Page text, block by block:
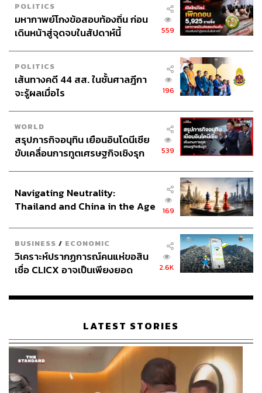
POLITICS
มหากาพย์โกงข้อสอบท้องถิ่น ก่อน
เดินหน้าสู่จุดจบในสัปดาห์นี้
559
POLITICS
เส้นทางคดี 44 สส. ในชั้นศาลฎีกา
จะรู้ผลเมื่อไร
196
WORLD
สรุปภารกิจอนุทิน เยือนอินโดนีเซีย
ขับเคลื่อนการทูตเศรษฐกิจเชิงรุก
539
Navigating Neutrality:
Thailand and China in the Age
169
BUSINESS / ECONOMIC
วิเคราะห์ปรากฏการณ์คนแห่ขอสิน
เชื่อ CLICX อาจเป็นเพียงยอด
เรือนไทยที่ถูกซุกไว้
2.6K
LATEST STORIES